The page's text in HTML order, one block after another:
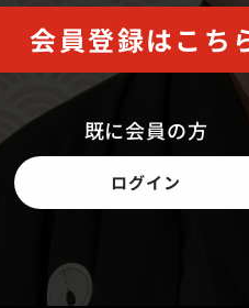
会員登録はこち
既に会員の方
ログイン